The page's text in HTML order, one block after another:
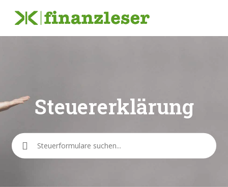
Steuererklärung
Suche